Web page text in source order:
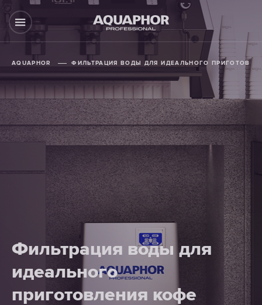
AQUAPHOR ФИЛЬТРАЦИЯ ВОДЫ ДЛЯ ИДЕАЛЬНОГО
Фильтрация воды для
идеального
приготовления кофе